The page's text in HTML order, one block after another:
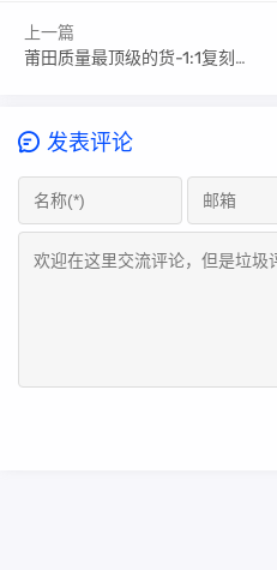
上一篇
莆田质量最顶级的货-1:1复刻各版本揭秘
发表评论